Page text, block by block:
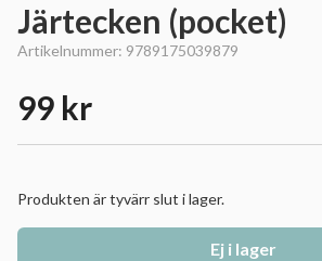
Järtecken (pocket)
Artikelnummer: 9789175039879
99 kr
Produkten är tyvärr slut i lager.
Ej i lager